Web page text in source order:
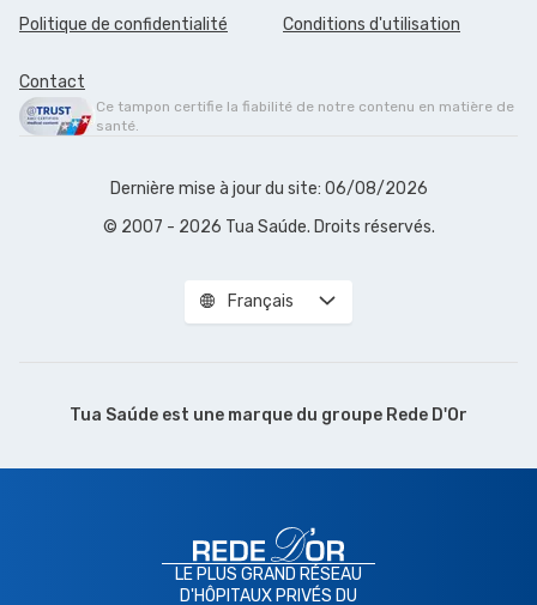
Politique de confidentialité Conditions d'utilisation
Contact
Ce tampon certifie la fiabilité de notre contenu en matière de
santé.
Dernière mise à jour du site: 06/08/2026
© 2007 - 2026 Tua Saúde. Droits réservés.
Français
Tua Saúde est une marque du groupe Rede D'Or
LE PLUS GRAND RÉSEAU
D'HÔPITAUX PRIVÉS DU